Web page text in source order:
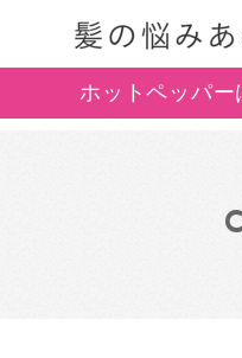
ホットペッパー